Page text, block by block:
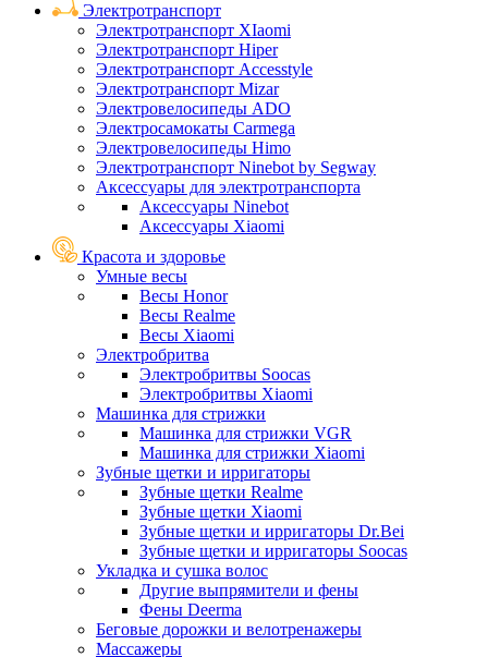
Электротранспорт
Электротранспорт XIaomi
Электротранспорт Hiper
Электротранспорт Accesstyle
Электротранспорт Mizar
Электровелосипеды ADO
Электросамокаты Carmega
Электровелосипеды Himo
Электротранспорт Ninebot by Segway
Аксессуары для электротранспорта
Аксессуары Ninebot
Аксессуары Xiaomi
Красота и здоровье
Умные весы
Весы Honor
Весы Realme
Весы Xiaomi
Электробритва
Электробритвы Soocas
Электробритвы Xiaomi
Машинка для стрижки
Машинка для стрижки VGR
Машинка для стрижки Xiaomi
Зубные щетки и ирригаторы
Зубные щетки Realme
Зубные щетки Xiaomi
Зубные щетки и ирригаторы Dr.Bei
Зубные щетки и ирригаторы Soocas
Укладка и сушка волос
Другие выпрямители и фены
Фены Deerma
Беговые дорожки и велотренажеры
Массажеры